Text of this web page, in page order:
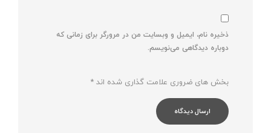
ذخیره نام، ایمیل و وبسایت من در مرورگر برای زمانی که
دوباره دیدگاهی می‌نویسم.
بخش های ضروری علامت گذاری شده اند *